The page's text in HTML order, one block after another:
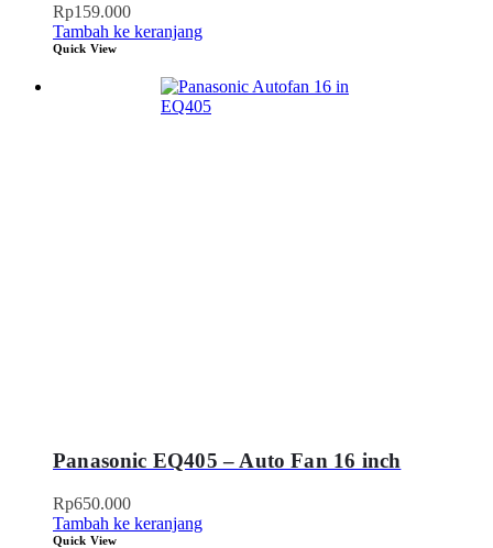
Rp159.000
Tambah ke keranjang
Quick View
Panasonic EQ405 – Auto Fan 16 inch
Rp650.000
Tambah ke keranjang
Quick View